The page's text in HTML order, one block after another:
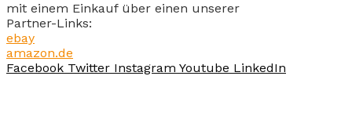
mit einem Einkauf über einen unserer
Partner-Links:
ebay
amazon.de
Facebook Twitter Instagram Youtube LinkedIn